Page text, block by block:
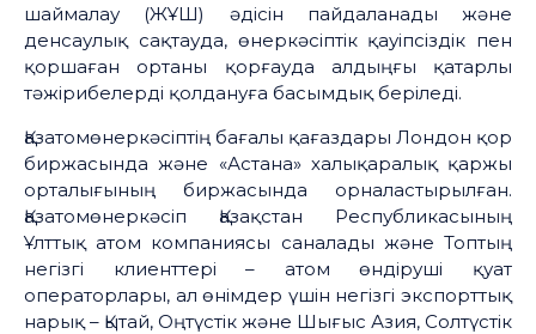
шаймалау (ЖҰШ) әдісін пайдаланады және
денсаулық сақтауда, өнеркәсіптік қауіпсіздік пен
қоршаған ортаны қорғауда алдыңғы қатарлы
тәжірибелерді қолдануға басымдық беріледі.
Қазатомөнеркәсіптің бағалы қағаздары Лондон қор
биржасында және «Астана» халықаралық қаржы
орталығының биржасында орналастырылған.
Қазатомөнеркәсіп Қазақстан Республикасының
Ұлттық атом компаниясы саналады және Топтың
негізгі клиенттері – атом өндіруші қуат
операторлары, ал өнімдер үшін негізгі экспорттық
нарық – Қытай, Оңтүстік және Шығыс Азия, Солтүстік